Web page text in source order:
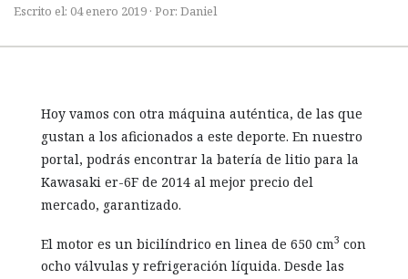
Escrito el: 04 enero 2019 · Por: Daniel
Hoy vamos con otra máquina auténtica, de las que
gustan a los aficionados a este deporte. En nuestro
portal, podrás encontrar la batería de litio para la
Kawasaki er-6F de 2014 al mejor precio del
mercado, garantizado.
El motor es un bicilíndrico en linea de 650 cm3 con
ocho válvulas y refrigeración líquida. Desde las